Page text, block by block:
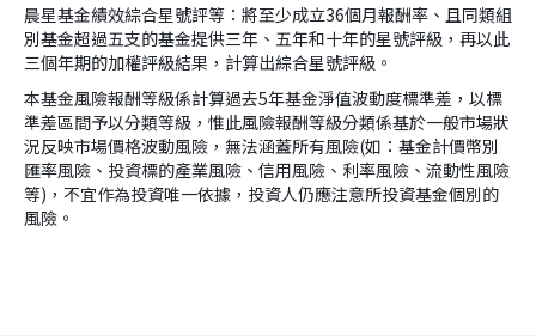
晨星基金績效綜合星號評等：將至少成立36個月報酬率、且同類組
別基金超過五支的基金提供三年、五年和十年的星號評級，再以此
三個年期的加權評級結果，計算出綜合星號評級。
本基金風險報酬等級係計算過去5年基金淨值波動度標準差，以標
準差區間予以分類等級，惟此風險報酬等級分類係基於一般市場狀
況反映市場價格波動風險，無法涵蓋所有風險(如：基金計價幣別
匯率風險、投資標的產業風險、信用風險、利率風險、流動性風險
等)，不宜作為投資唯一依據，投資人仍應注意所投資基金個別的
風險。